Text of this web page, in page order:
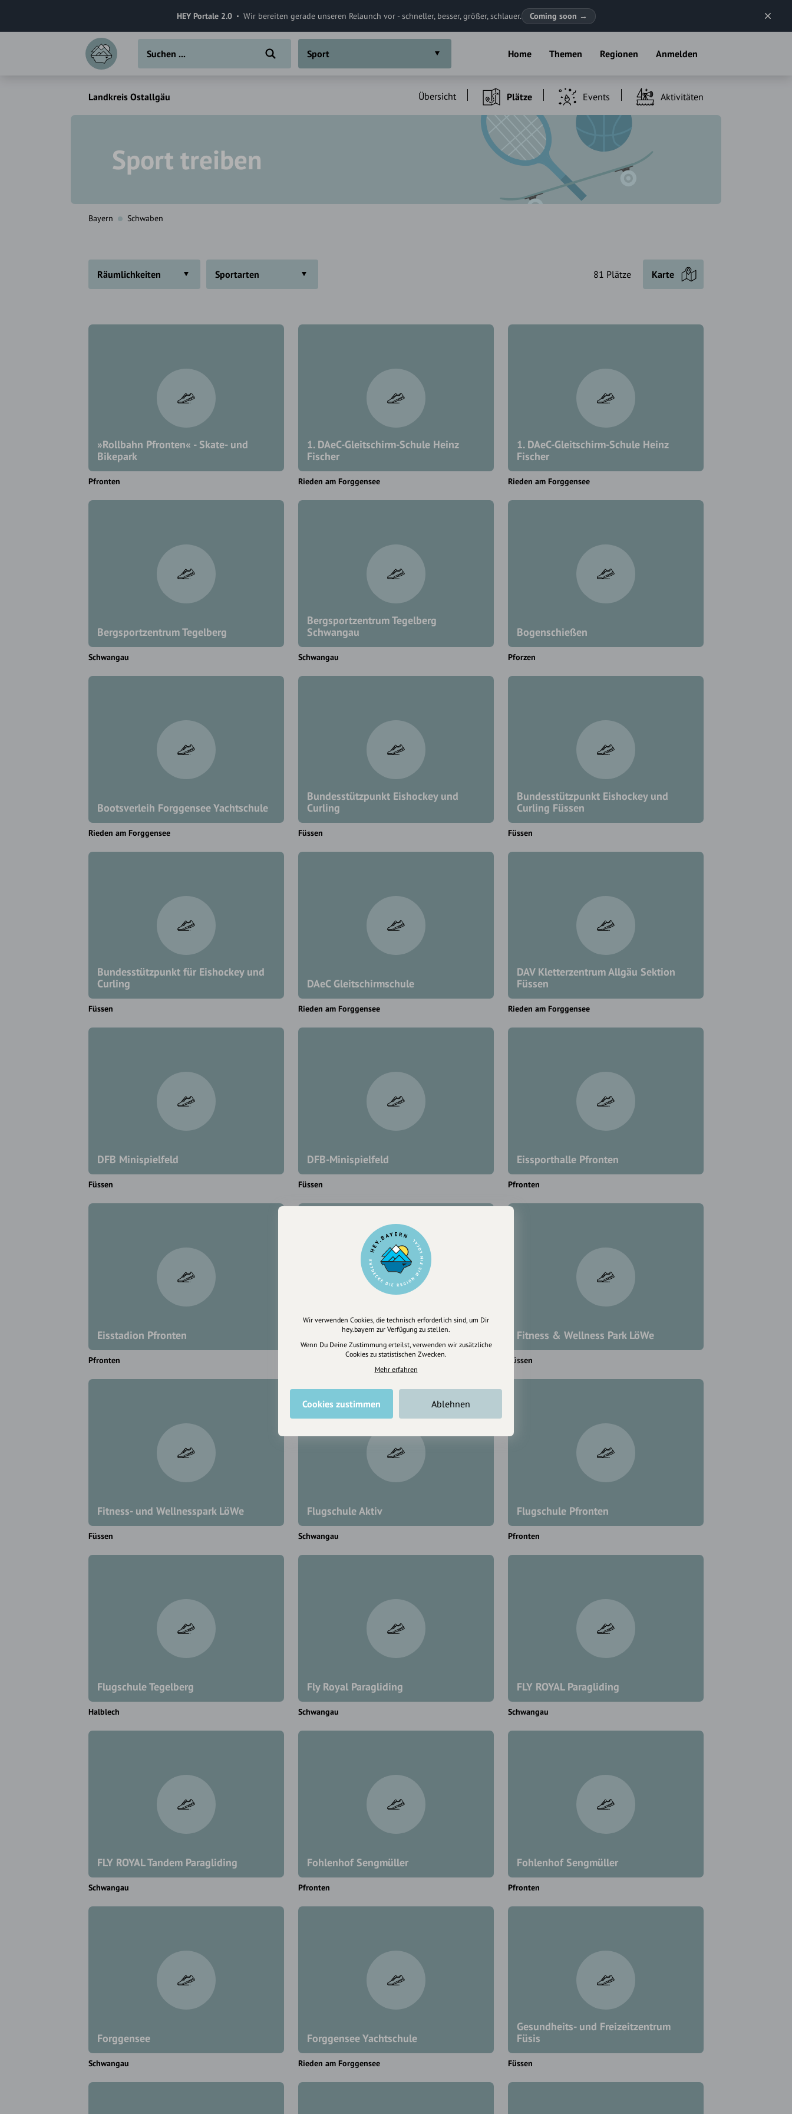
HEY Portale 2.0 Wir bereiten gerade unseren Relaunch vor - schneller, besser, größer, schlauer. Coming soon →
Home Themen Regionen Anmelden
Sport
Landkreis Ostallgäu Übersicht Plätze Events Aktivitäten
Sport treiben
Bayern Schwaben
Räumlichkeiten Sportarten 81 Plätze Karte
»Rollbahn Pfronten« - Skate- und
Bikepark
Pfronten
1. DAeC-Gleitschirm-Schule Heinz
Fischer
Rieden am Forggensee
1. DAeC-Gleitschirm-Schule Heinz
Fischer
Rieden am Forggensee
Bergsportzentrum Tegelberg
Schwangau
Bergsportzentrum Tegelberg
Schwangau
Schwangau
Bogenschießen
Pforzen
Bootsverleih Forggensee Yachtschule
Rieden am Forggensee
Bundesstützpunkt Eishockey und
Curling
Füssen
Bundesstützpunkt Eishockey und
Curling Füssen
Füssen
Bundesstützpunkt für Eishockey und
Curling
Füssen
DAeC Gleitschirmschule
Rieden am Forggensee
DAV Kletterzentrum Allgäu Sektion
Füssen
Rieden am Forggensee
DFB Minispielfeld
Füssen
DFB-Minispielfeld
Füssen
Eissporthalle Pfronten
Pfronten
Eisstadion Pfronten
Pfronten
Eisstadion Pfronten Fitness & Wellness Park LöWe
Füssen
Fitness- und Wellnesspark LöWe
Füssen
Flugschule Aktiv
Schwangau
Flugschule Pfronten
Pfronten
Flugschule Tegelberg
Halblech
Fly Royal Paragliding
Schwangau
FLY ROYAL Paragliding
Schwangau
FLY ROYAL Tandem Paragliding
Schwangau
Fohlenhof Sengmüller
Pfronten
Fohlenhof Sengmüller
Pfronten
Forggensee
Schwangau
Forggensee Yachtschule
Rieden am Forggensee
Gesundheits- und Freizeitzentrum
Füsis
Füssen
Wir verwenden Cookies, die technisch erforderlich sind, um Dir
hey.bayern zur Verfügung zu stellen.
Wenn Du Deine Zustimmung erteilst, verwenden wir zusätzliche
Cookies zu statistischen Zwecken.
Mehr erfahren
Cookies zustimmen Ablehnen